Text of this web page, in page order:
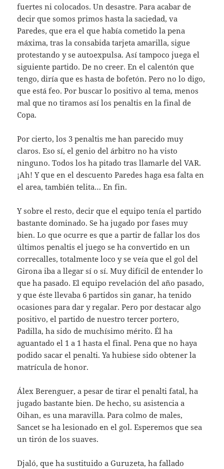
fuertes ni colocados. Un desastre. Para acabar de
decir que somos primos hasta la saciedad, va
Paredes, que era el que había cometido la pena
máxima, tras la consabida tarjeta amarilla, sigue
protestando y se autoexpulsa. Así tampoco juega el
siguiente partido. De no creer. En el calentón que
tengo, diría que es hasta de bofetón. Pero no lo digo,
que está feo. Por buscar lo positivo al tema, menos
mal que no tiramos así los penaltis en la final de
Copa.
Por cierto, los 3 penaltis me han parecido muy
claros. Eso sí, el genio del árbitro no ha visto
ninguno. Todos los ha pitado tras llamarle del VAR.
¡Ah! Y que en el descuento Paredes haga esa falta en
el area, también telita… En fin.
Y sobre el resto, decir que el equipo tenía el partido
bastante dominado. Se ha jugado por fases muy
bien. Lo que ocurre es que a partir de fallar los dos
últimos penaltis el juego se ha convertido en un
correcalles, totalmente loco y se veía que el gol del
Girona iba a llegar sí o sí. Muy difícil de entender lo
que ha pasado. El equipo revelación del año pasado,
y que éste llevaba 6 partidos sin ganar, ha tenido
ocasiones para dar y regalar. Pero por destacar algo
positivo, el partido de nuestro tercer portero,
Padilla, ha sido de muchísimo mérito. Él ha
aguantado el 1 a 1 hasta el final. Pena que no haya
podido sacar el penalti. Ya hubiese sido obtener la
matrícula de honor.
Álex Berenguer, a pesar de tirar el penalti fatal, ha
jugado bastante bien. De hecho, su asistencia a
Oihan, es una maravilla. Para colmo de males,
Sancet se ha lesionado en el gol. Esperemos que sea
un tirón de los suaves.
Djaló, que ha sustituido a Guruzeta, ha fallado